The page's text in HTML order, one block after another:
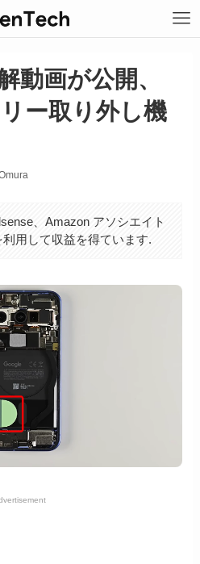
動画が公開、
ー取り外し機
、Amazon アソシエイト
用して収益を得ています.